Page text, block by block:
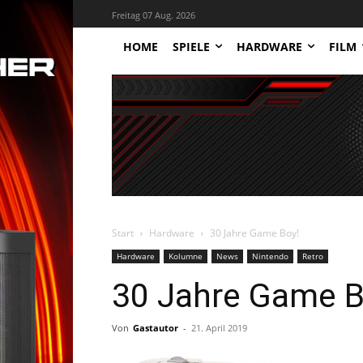
Freitag 07 Aug. 2026
HOME SPIELE HARDWARE FILM
Start Hardware 30 Jahre Game Boy!
Hardware Kolumne News Nintendo Retro
30 Jahre Game
Von Gastautor - 21. April 2019